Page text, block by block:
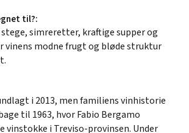
til?:
simreretter, kraftige supper og
vinens modne frugt og bløde struktur
i 2013, men familiens vinhistorie
til 1963, hvor Fabio Bergamo
vinstokke i Treviso-provinsen. Under